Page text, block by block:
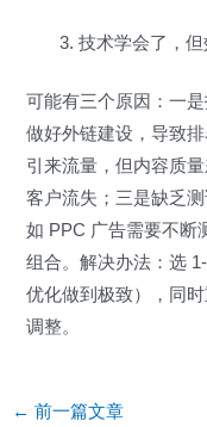
技术学会了，
可能有三个原因：一
做好外链建设，导致
引来流量，但内容质
客户流失；三是缺乏
如 PPC 广告需要不断
组合。解决办法：选
优化做到极致），同
调整。
Post
← 前一篇文章